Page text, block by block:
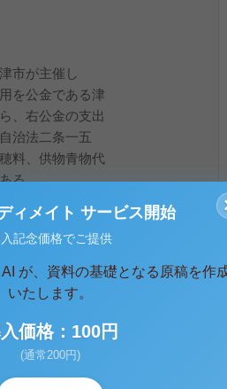
市が主催し
を公金である津
、右公金の支出
治法二条一五
料、供物青物代
る。
されている
とは政教分離の
るも、昭和二一
に至るまで、一
ことを厳しく禁
れているので
これを違憲違法
すれば、右見解
ィメイト サービス開始
記念価格でご提供
が、資料の基礎となる原稿を作
いたします。
価格：100円
(通常200円)